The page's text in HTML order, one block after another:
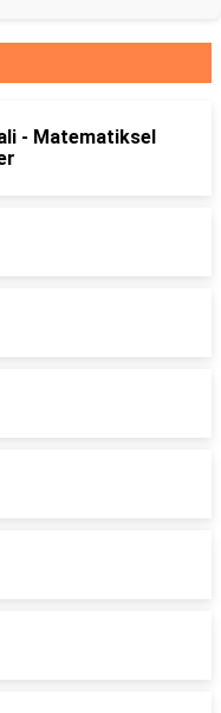
- Matematiksel